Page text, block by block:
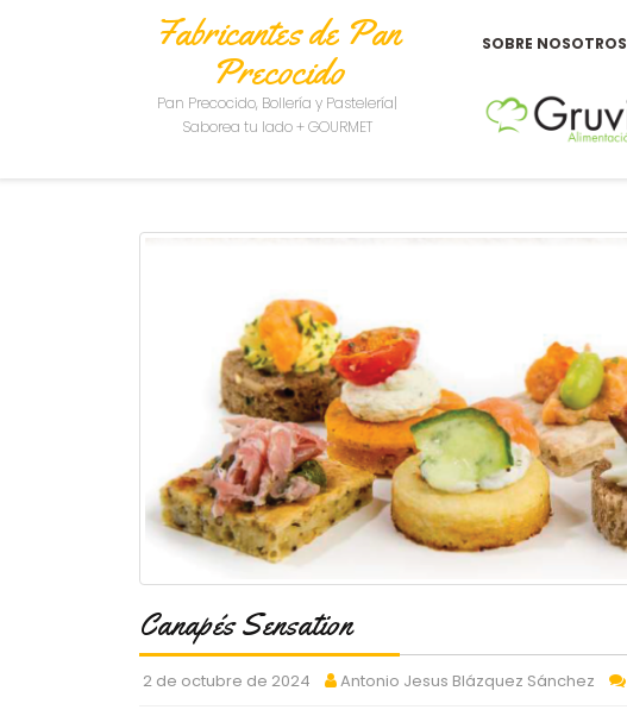
Fabricantes de Pan
Precocido
Pan Precocido, Bollería y Pastelería|
Saborea tu lado + GOURMET
SOBRE NOSOTROS
Canapés Sensation
2 de octubre de 2024 Antonio Jesus Blázquez Sánchez